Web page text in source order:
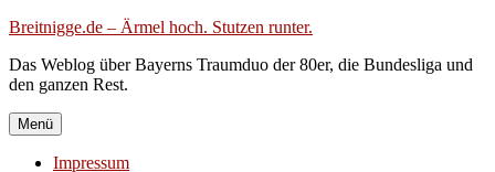
Zum
springen
Breitnigge.de – Ärmel hoch. Stutzen runter.
Das Weblog über Bayerns Traumduo der 80er, die Bundesliga und
den ganzen Rest.
Menü
Impressum